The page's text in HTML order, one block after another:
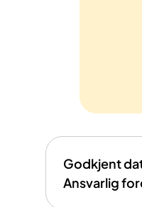
Godkjent
Ansvarlig